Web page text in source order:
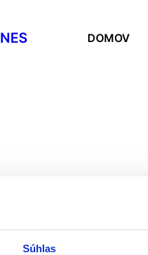
Súhlas
DOMOV
o Penzióne Villa Agnes v
otázkami, rezerváciami a